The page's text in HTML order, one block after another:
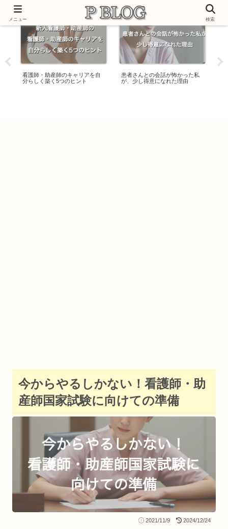
看護師・助産師のキャリアを自
分らしく築く5つのヒント
患者さんとの会話が怖かった私
が、少し得意になれた理由
今からやるしかない！看護師・助
産師国家試験に向けての準備
2021/11/9 2024/12/24
メニュー 検索